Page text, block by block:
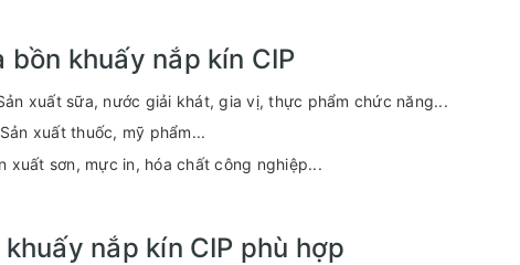
bồn khuấy nắp kín CIP
xuất sữa, nước giải khát, gia vị, thực phẩm chức năng...
Sản xuất thuốc, mỹ phẩm...
xuất sơn, mực in, hóa chất công nghiệp...
nắp kín CIP phù hợp